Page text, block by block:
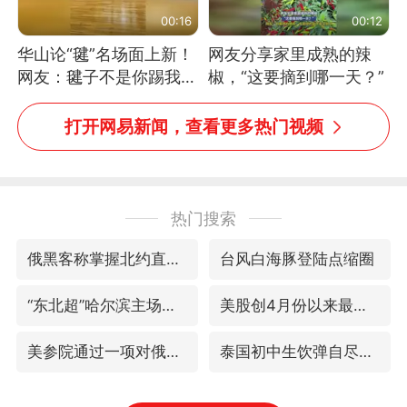
00:16
华山论“毽”名场面上新！
网友：毽子不是你踢我
捡，我踢你捡吗
00:12
网友分享家里成熟的辣
椒，“这要摘到哪一天？”
打开网易新闻，查看更多热门视频
热门搜索
俄黑客称掌握北约直接参与袭俄证据 台风白海豚登陆点缩圈
“东北超”哈尔滨主场收官战小贴士 美股创4月份以来最大单周涨幅
美参院通过一项对俄能源领域制裁法案 泰国初中生饮弹自尽前开了26枪